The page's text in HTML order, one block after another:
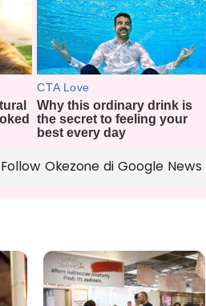
Follow Okezone di Google News